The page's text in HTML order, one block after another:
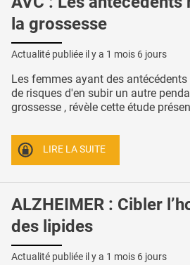
la grossesse
Actualité publiée il y a 1 mois 6 jours
Les femmes ayant des
de risques d'en subir un autre
grossesse , révèle cette étude
LIRE LA SUITE
ALZHEIMER : Cibler
des lipides
Actualité publiée il y a 1 mois 6 jours